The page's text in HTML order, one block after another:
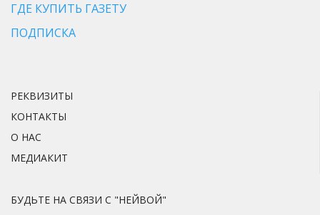
ГДЕ КУПИТЬ ГАЗЕТУ
ПОДПИСКА
РЕКВИЗИТЫ
КОНТАКТЫ
О НАС
МЕДИАКИТ
БУДЬТЕ НА СВЯЗИ С "НЕЙВОЙ"